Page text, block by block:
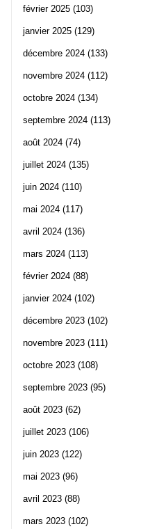
février 2025 (103)
janvier 2025 (129)
décembre 2024 (133)
novembre 2024 (112)
octobre 2024 (134)
septembre 2024 (113)
août 2024 (74)
juillet 2024 (135)
juin 2024 (110)
mai 2024 (117)
avril 2024 (136)
mars 2024 (113)
février 2024 (88)
janvier 2024 (102)
décembre 2023 (102)
novembre 2023 (111)
octobre 2023 (108)
septembre 2023 (95)
août 2023 (62)
juillet 2023 (106)
juin 2023 (122)
mai 2023 (96)
avril 2023 (88)
mars 2023 (102)